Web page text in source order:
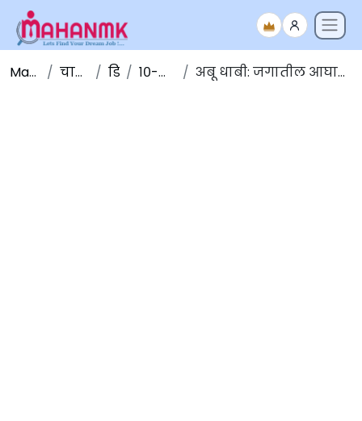
Maha NMK चालू घडामोडी डिसेंबर १०-डिसेंबर-२०१९ अबू धाबी: जगातील आघाडीचे 'क्रीडा पर्यटन स्थळ' म्हणून निवड